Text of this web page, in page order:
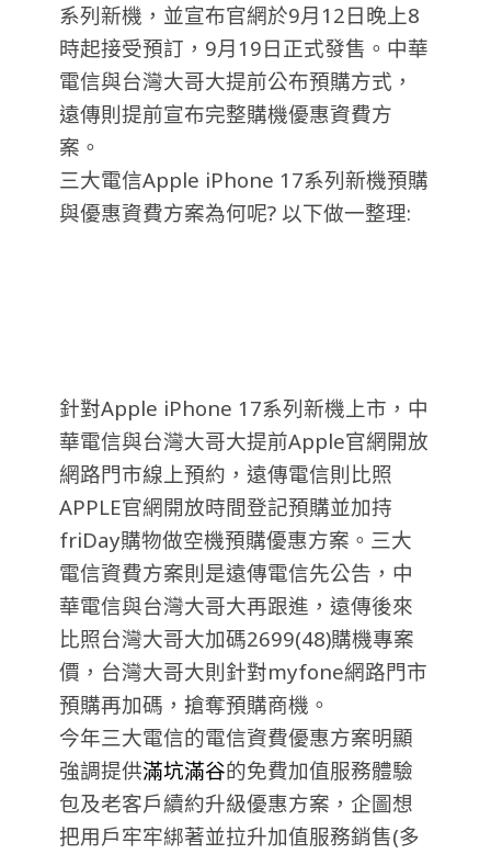
系列新機，並宣布官網於9月12日晚上8
時起接受預訂，9月19日正式發售。中華
電信與台灣大哥大提前公布預購方式，
遠傳則提前宣布完整購機優惠資費方
案。
三大電信Apple iPhone 17系列新機預購
與優惠資費方案為何呢? 以下做一整理:
針對Apple iPhone 17系列新機上市，中
華電信與台灣大哥大提前Apple官網開放
網路門市線上預約，遠傳電信則比照
APPLE官網開放時間登記預購並加持
friDay購物做空機預購優惠方案。三大
電信資費方案則是遠傳電信先公告，中
華電信與台灣大哥大再跟進，遠傳後來
比照台灣大哥大加碼2699(48)購機專案
價，台灣大哥大則針對myfone網路門市
預購再加碼，搶奪預購商機。
今年三大電信的電信資費優惠方案明顯
強調提供滿坑滿谷的免費加值服務體驗
包及老客戶續約升級優惠方案，企圖想
把用戶牢牢綁著並拉升加值服務銷售(多